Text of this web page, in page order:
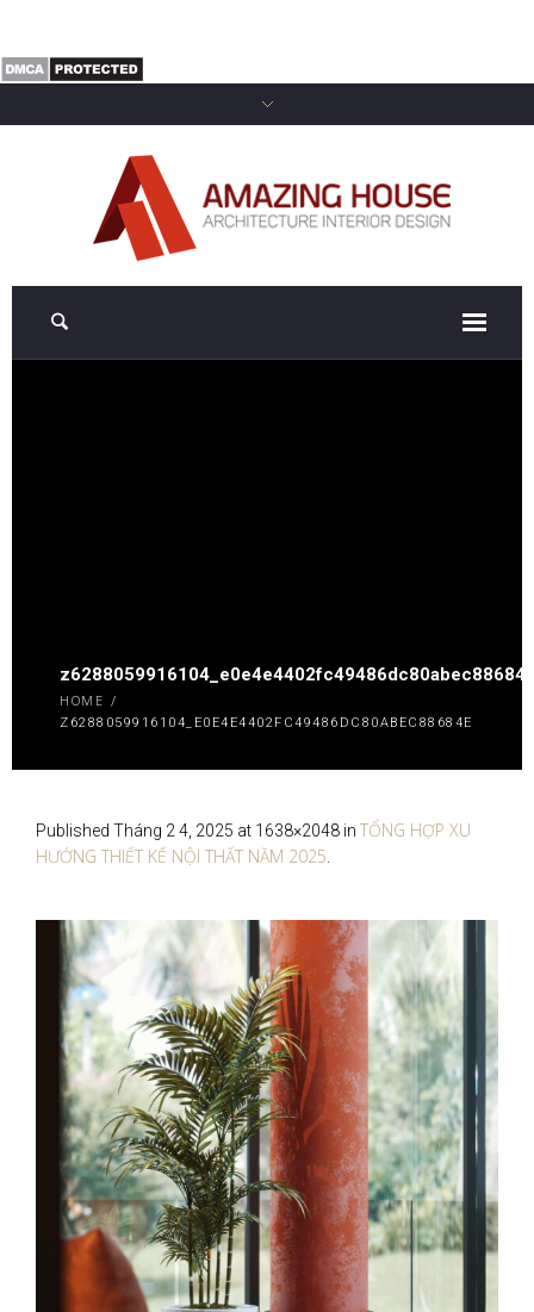
HOME /
Z6288059916104_E0E4E4402FC49486DC80ABEC88684EDF
Published Tháng 2 4, 2025 at 1638×2048 in TỔNG HỢP XU
HƯỚNG THIẾT KẾ NỘI THẤT NĂM 2025.